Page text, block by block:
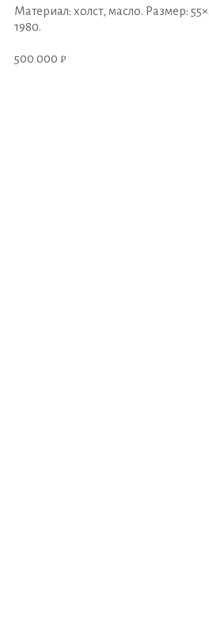
Материал: холст, масло. Размер:
1980.
500 000 ₽